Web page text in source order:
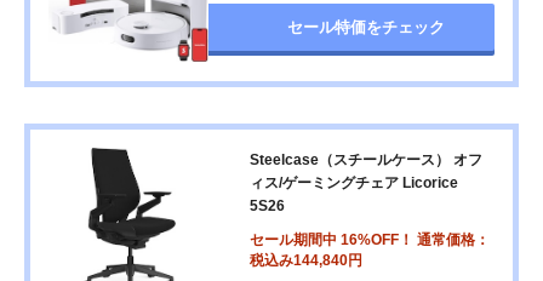
セール特価をチェック
Steelcase（スチールケース） オフ
ィス/ゲーミングチェア Licorice
5S26
セール期間中 16%OFF！ 通常価格：
税込み144,840円